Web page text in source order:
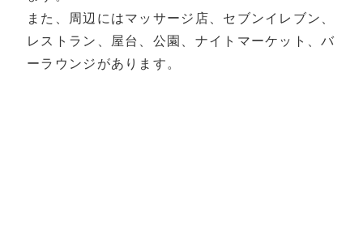
また、周辺にはマッサージ店、セブンイレブン、
レストラン、屋台、公園、ナイトマーケット、バ
ーラウンジがあります。